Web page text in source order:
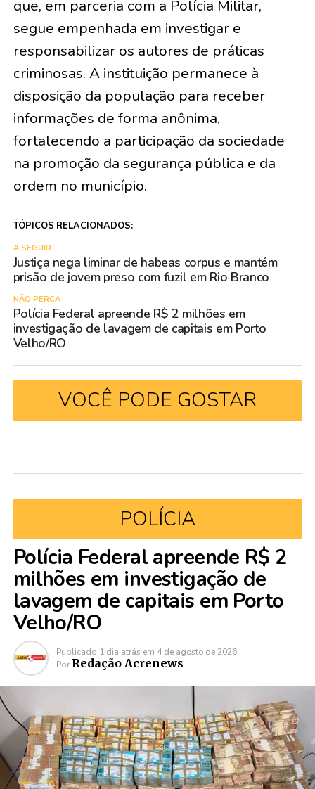
que, em parceria com a Polícia Militar,
segue empenhada em investigar e
responsabilizar os autores de práticas
criminosas. A instituição permanece à
disposição da população para receber
informações de forma anônima,
fortalecendo a participação da sociedade
na promoção da segurança pública e da
ordem no município.
TÓPICOS RELACIONADOS:
A SEGUIR
Justiça nega liminar de habeas corpus e mantém
prisão de jovem preso com fuzil em Rio Branco
NÃO PERCA
Polícia Federal apreende R$ 2 milhões em
investigação de lavagem de capitais em Porto
Velho/RO
VOCÊ PODE GOSTAR
POLÍCIA
Polícia Federal apreende R$ 2
milhões em investigação de
lavagem de capitais em Porto
Velho/RO
Publicado 1 dia atrás em 4 de agosto de 2026
Por Redação Acrenews